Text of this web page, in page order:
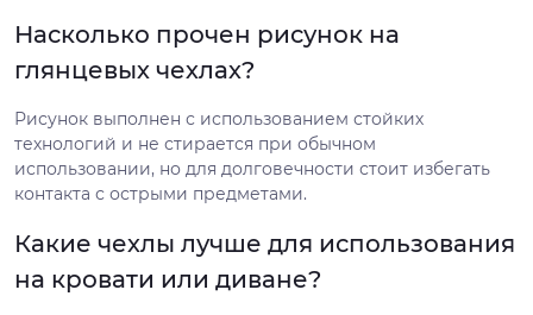
Насколько прочен рисунок на
глянцевых чехлах?
Рисунок выполнен с использованием стойких
технологий и не стирается при обычном
использовании, но для долговечности стоит избегать
контакта с острыми предметами.
Какие чехлы лучше для использования
на кровати или диване?